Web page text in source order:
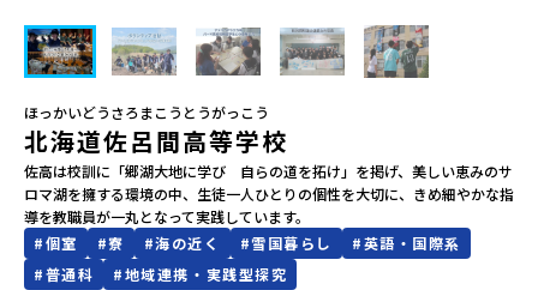
ほっかいどうさろまこうとうがっこう
北海道佐呂間高等学校
佐高は校訓に「郷湖大地に学び　自らの道を拓け」を掲げ、美しい恵みのサ
ロマ湖を擁する環境の中、生徒一人ひとりの個性を大切に、きめ細やかな指
導を教職員が一丸となって実践しています。
#個室 #寮 #海の近く #雪国暮らし #英語・国際系
#普通科 #地域連携・実践型探究